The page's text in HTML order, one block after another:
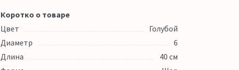
Коротко о товаре
Цвет
Голубой
Диаметр
6
Длина
40 см